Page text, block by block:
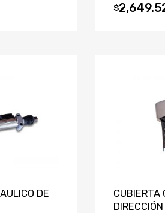
$
DE
CUBIERTA
DIRECCIÓN